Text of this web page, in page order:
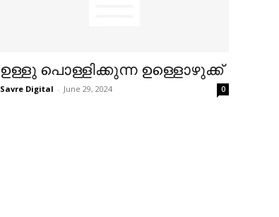
ഉള്ളു പൊള്ളിക്കുന്ന ഉള്ളൊഴുക്ക്
Savre Digital - June 29, 2024 0